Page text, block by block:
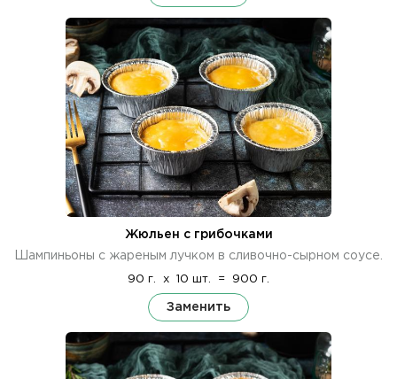
Жюльен с грибочками
Шампиньоны с жареным лучком в сливочно-сырном соусе.
90 г. x 10 шт. = 900 г.
Заменить